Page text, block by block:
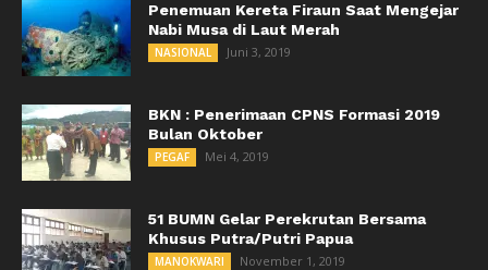
Penemuan Kereta Firaun Saat Mengejar
Nabi Musa di Laut Merah
NASIONAL Juni 3, 2019
BKN : Penerimaan CPNS Formasi 2019
Bulan Oktober
PEGAF Mei 4, 2019
51 BUMN Gelar Perekrutan Bersama
Khusus Putra/Putri Papua
MANOKWARI November 1, 2019